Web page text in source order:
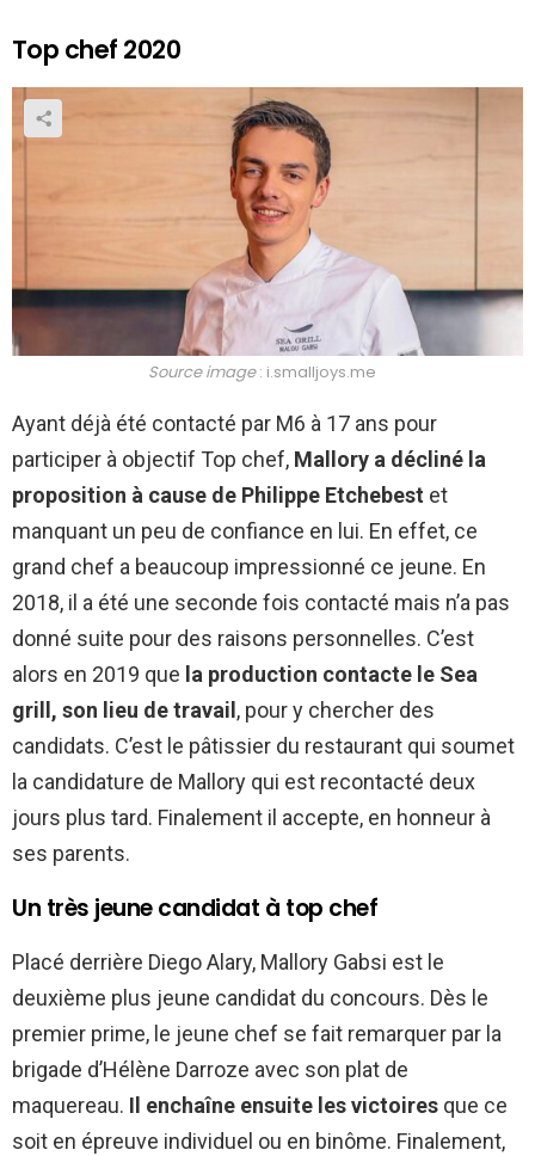
Top chef 2020
Source image: i.smalljoys.me
Ayant déjà été contacté par M6 à 17 ans pour
participer à objectif Top chef, Mallory a décliné la
proposition à cause de Philippe Etchebest et
manquant un peu de confiance en lui. En effet, ce
grand chef a beaucoup impressionné ce jeune. En
2018, il a été une seconde fois contacté mais n’a pas
donné suite pour des raisons personnelles. C’est
alors en 2019 que la production contacte le Sea
grill, son lieu de travail , pour y chercher des
candidats. C’est le pâtissier du restaurant qui soumet
la candidature de Mallory qui est recontacté deux
jours plus tard. Finalement il accepte, en honneur à
ses parents.
Un très jeune candidat à top chef
Placé derrière Diego Alary, Mallory Gabsi est le
deuxième plus jeune candidat du concours. Dès le
premier prime, le jeune chef se fait remarquer par la
brigade d’Hélène Darroze avec son plat de
maquereau. Il enchaîne ensuite les victoires que ce
soit en épreuve individuel ou en binôme. Finalement,